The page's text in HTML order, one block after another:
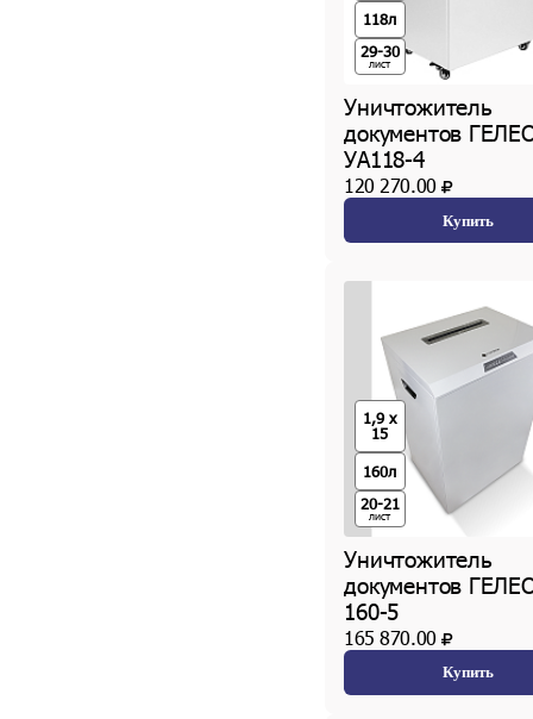
118л
29-30
лист
Уничтожитель
документов
УА118-4
120 270.00
Купить
1,9 x
15
160л
20-21
лист
Уничтожитель
документов
160-5
165 870.00
Купить